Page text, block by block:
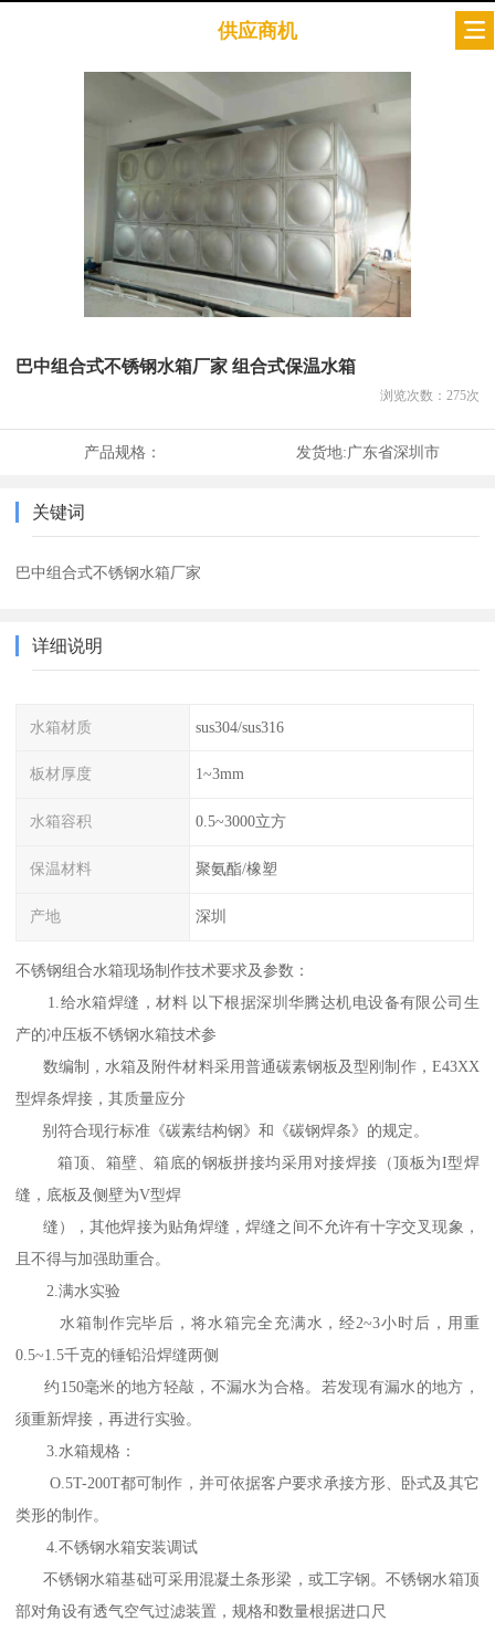
供应商机
巴中组合式不锈钢水箱厂家 组合式保温水箱
浏览次数： 275次
产品规格： 发货地:广东省深圳市
关键词
巴中组合式不锈钢水箱厂家
详细说明
水箱材质 sus304/sus316
板材厚度 1~3mm
水箱容积 0.5~3000立方
保温材料 聚氨酯/橡塑
产地 深圳
不锈钢组合水箱现场制作技术要求及参数：
1.给水箱焊缝，材料 以下根据深圳华腾达机电设备有限公司生
产的冲压板不锈钢水箱技术参
数编制，水箱及附件材料采用普通碳素钢板及型刚制作，E43XX
型焊条焊接，其质量应分
别符合现行标准《碳素结构钢》和《碳钢焊条》的规定。
箱顶、箱壁、箱底的钢板拼接均采用对接焊接（顶板为I型焊
缝，底板及侧壁为V型焊
缝），其他焊接为贴角焊缝，焊缝之间不允许有十字交叉现象，
且不得与加强助重合。
2.满水实验
水箱制作完毕后，将水箱完全充满水，经2~3小时后，用重
0.5~1.5千克的锤铅沿焊缝两侧
约150毫米的地方轻敲，不漏水为合格。若发现有漏水的地方，
须重新焊接，再进行实验。
3.水箱规格：
O.5T-200T都可制作，并可依据客户要求承接方形、卧式及其它
类形的制作。
4.不锈钢水箱安装调试
不锈钢水箱基础可采用混凝土条形梁，或工字钢。不锈钢水箱顶
部对角设有透气空气过滤装置，规格和数量根据进口尺